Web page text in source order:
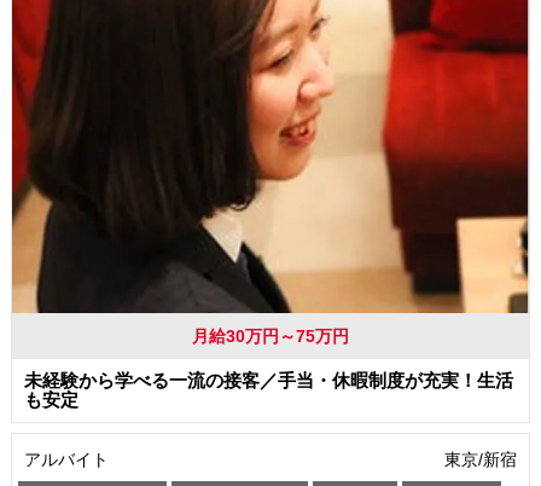
月給30万円～75万円
未経験から学べる一流の接客／手当・休暇制度が充実！生活
も安定
アルバイト 東京/新宿